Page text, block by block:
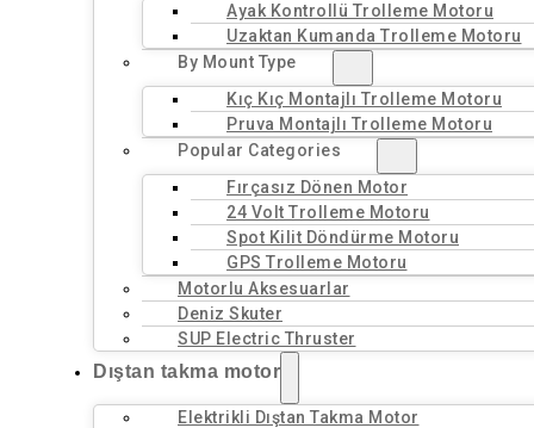
Ayak Kontrollü Trolleme Motoru
Uzaktan Kumanda Trolleme Motoru
By Mount Type
Kıç Kıç Montajlı Trolleme Motoru
Pruva Montajlı Trolleme Motoru
Popular Categories
Fırçasız Dönen Motor
24 Volt Trolleme Motoru
Spot Kilit Döndürme Motoru
GPS Trolleme Motoru
Motorlu Aksesuarlar
Deniz Skuter
SUP Electric Thruster
Dıştan takma motor
Elektrikli Dıştan Takma Motor